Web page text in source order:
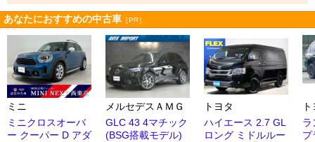
あなたにおすすめの中古車 ［PR］
ミニ
ミニクロスオーバ
ー クーパー D アダ
メルセデスＡＭＧ
GLC 43 4マチック
(BSG搭載モデル)
トヨタ
ハイエース 2.7 GL
ロング ミドルルー
ラ
プ